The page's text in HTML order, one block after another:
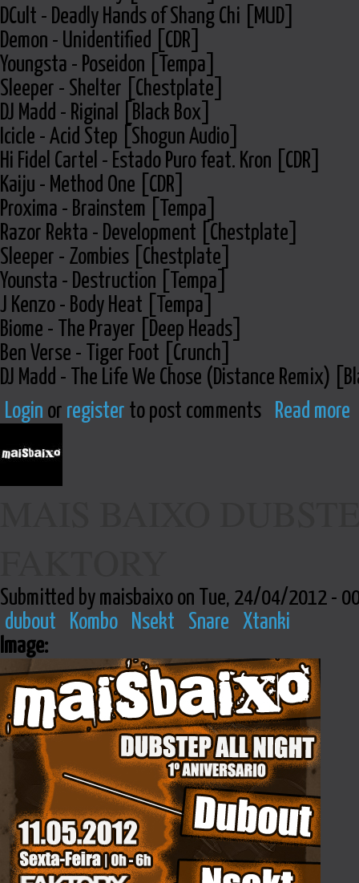
DCult - Deadly Hands of Shang Chi [MUD]
Demon - Unidentified [CDR]
Youngsta - Poseidon [Tempa]
Sleeper - Shelter [Chestplate]
DJ Madd - Riginal [Black Box]
Icicle - Acid Step [Shogun Audio]
Hi Fidel Cartel - Estado Puro feat. Kron [CDR]
Kaiju - Method One [CDR]
Proxima - Brainstem [Tempa]
Razor Rekta - Development [Chestplate]
Sleeper - Zombies [Chestplate]
Younsta - Destruction [Tempa]
J Kenzo - Body Heat [Tempa]
Biome - The Prayer [Deep Heads]
Ben Verse - Tiger Foot [Crunch]
DJ Madd - The Life We Chose (Distance Remix)
Login or register to post comments Read more
Submitted by maisbaixo on Tue, 24/04/2012 -
dubout
Kombo Nsekt Snare
Xtanki
Image: